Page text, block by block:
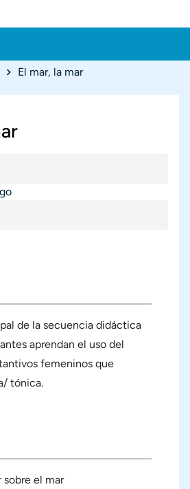
El mar, la mar
de la secuencia didáctica
aprendan el uso del
femeninos que
tónica.
sobre el mar